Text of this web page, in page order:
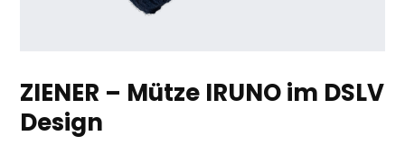
ZIENER – Mütze IRUNO im DSLV
Design